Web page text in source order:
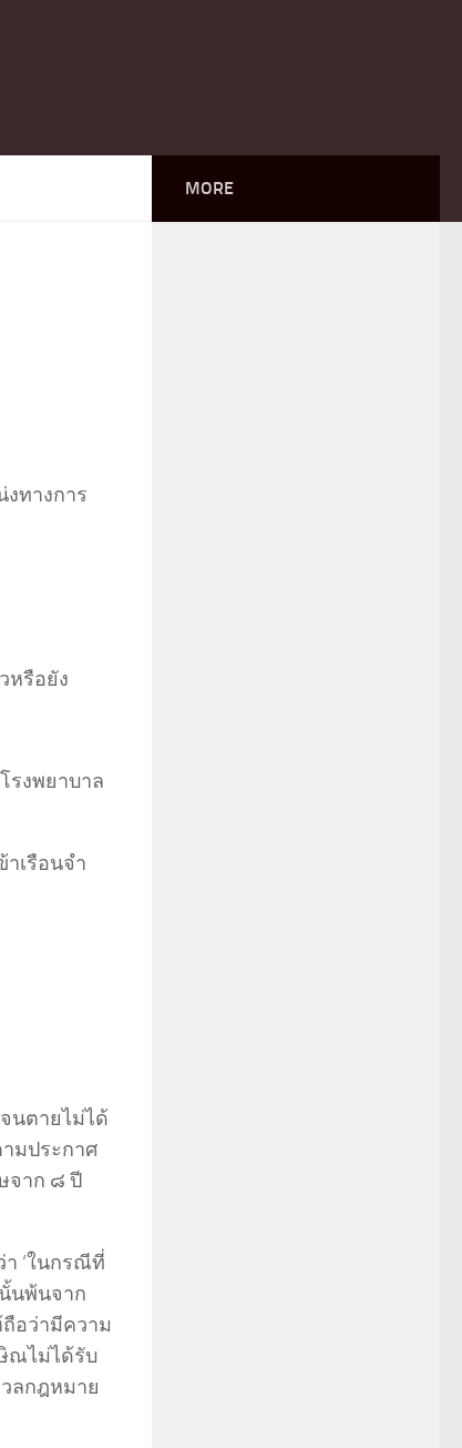
ทางการ
หรือยัง
รงพยาบาล
เรือนจำ
นตายไม่ได้
มประกาศ
จาก ๘ ปี
‘ในกรณีที่
นพ้นจาก
อว่ามีความ
ณไม่ได้รับ
ลกฎหมาย
MORE